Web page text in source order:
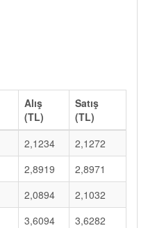
Alış
(TL)
Satış
(TL)
2,1234
2,1272
2,8919
2,8971
2,0894
2,1032
3,6094
3,6282